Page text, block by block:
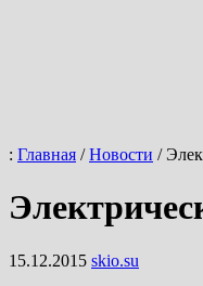
: Главная / Новости /
15.12.2015 skio.su